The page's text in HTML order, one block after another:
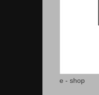
e - shop